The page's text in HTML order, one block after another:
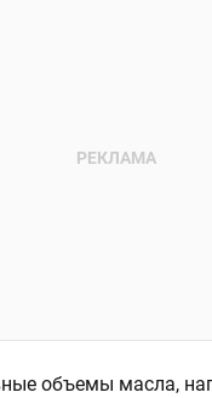
объемы масла,